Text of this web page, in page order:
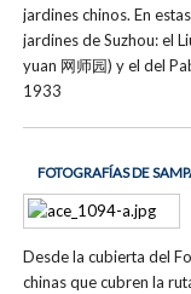
jardines chinos. En
jardines de Suzhou: el
yuan 网师园) y el del
1933
FOTOGRAFÍAS DE
Desde la cubierta del
chinas que cubren la